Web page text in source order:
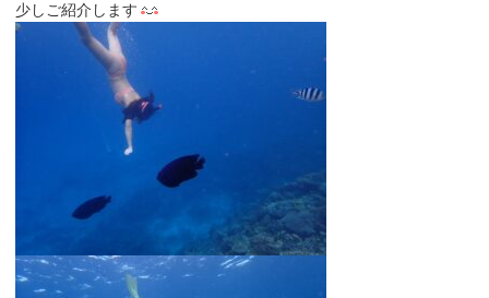
少しご紹介します